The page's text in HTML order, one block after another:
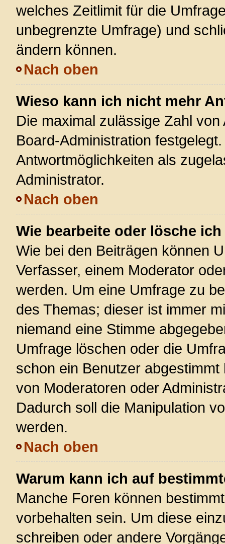
welches Zeitlimit für die
unbegrenzte Umfrage) und
ändern können.
Nach oben
Wieso kann ich nicht mehr
Die maximal zulässige Zahl
Board-Administration
Antwortmöglichkeiten als
Administrator.
Nach oben
Wie bearbeite oder lösche
Wie bei den Beiträgen können
Verfasser, einem Moderator
werden. Um eine Umfrage zu
des Themas; dieser ist immer
niemand eine Stimme
Umfrage löschen oder die
schon ein Benutzer
von Moderatoren oder
Dadurch soll die Manipulation
werden.
Nach oben
Warum kann ich auf
Manche Foren können
vorbehalten sein. Um diese
schreiben oder andere